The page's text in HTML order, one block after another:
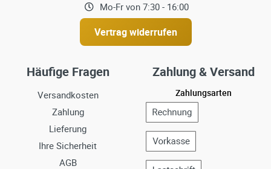
Mo-Fr von 7:30 - 16:00
Vertrag widerrufen
Häufige Fragen
Versandkosten
Zahlung
Lieferung
Ihre Sicherheit
AGB
Zahlung & Versand
Zahlungsarten